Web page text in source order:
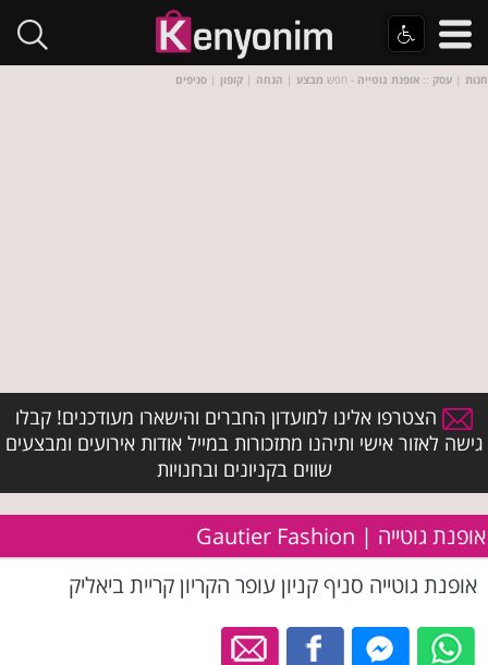
חנות | עסק :: אופנת גוטייה - חפש מבצע | הנחה | קופון | סניפים
הצטרפו אלינו למועדון החברים והישארו מעודכנים! קבלו
גישה לאזור אישי ותיהנו מתזכורות במייל אודות אירועים ומבצעים
שווים בקניונים ובחנויות
אופנת גוטייה | Gautier Fashion
אופנת גוטייה סניף קניון עופר הקריון קריית ביאליק